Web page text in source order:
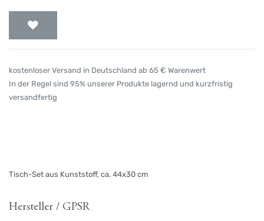
kostenloser Versand in Deutschland ab 65 € Warenwert
In der Regel sind 95% unserer Produkte lagernd und kurzfristig
versandfertig
Tisch-Set aus Kunststoff, ca. 44x30 cm
Hersteller / GPSR